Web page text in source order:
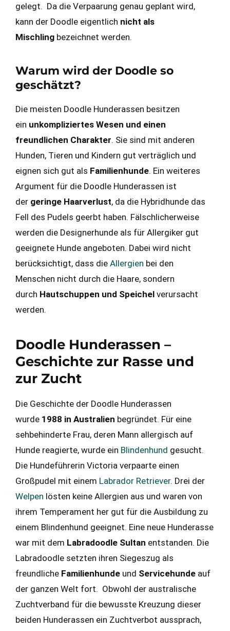
gelegt. Da die Verpaarung genau geplant wird,
kann der Doodle eigentlich nicht als
Mischling bezeichnet werden.
Warum wird der Doodle so
geschätzt?
Die meisten Doodle Hunderassen besitzen
ein unkompliziertes Wesen und einen
freundlichen Charakter. Sie sind mit anderen
Hunden, Tieren und Kindern gut verträglich und
eignen sich gut als Familienhunde. Ein weiteres
Argument für die Doodle Hunderassen ist
der geringe Haarverlust, da die Hybridhunde das
Fell des Pudels geerbt haben. Fälschlicherweise
werden die Designerhunde als für Allergiker gut
geeignete Hunde angeboten. Dabei wird nicht
berücksichtigt, dass die Allergien bei den
Menschen nicht durch die Haare, sondern
durch Hautschuppen und Speichel verursacht
werden.
Doodle Hunderassen –
Geschichte zur Rasse und
zur Zucht
Die Geschichte der Doodle Hunderassen
wurde 1988 in Australien begründet. Für eine
sehbehinderte Frau, deren Mann allergisch auf
Hunde reagierte, wurde ein Blindenhund gesucht.
Die Hundeführerin Victoria verpaarte einen
Großpudel mit einem Labrador Retriever. Drei der
Welpen lösten keine Allergien aus und waren von
ihrem Temperament her gut für die Ausbildung zu
einem Blindenhund geeignet. Eine neue Hunderasse
war mit dem Labradoodle Sultan entstanden. Die
Labradoodle setzten ihren Siegeszug als
freundliche Familienhunde und Servicehunde auf
der ganzen Welt fort. Obwohl der australische
Zuchtverband für die bewusste Kreuzung dieser
beiden Hunderassen ein Zuchtverbot aussprach,